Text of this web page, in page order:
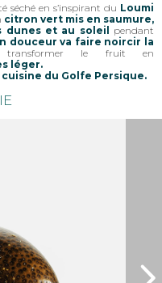
séché en s’inspirant du Loumi
citron vert mis en saumure,
dunes et au soleil
pendant
douceur va faire noircir la
le fruit en
léger.
du Golfe Persique.